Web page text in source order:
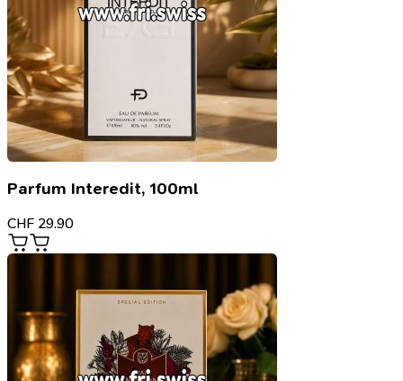
Parfum Interedit, 100ml
CHF 29.90